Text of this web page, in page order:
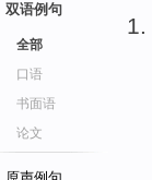
双语例句
全部
口语
书面语
论文